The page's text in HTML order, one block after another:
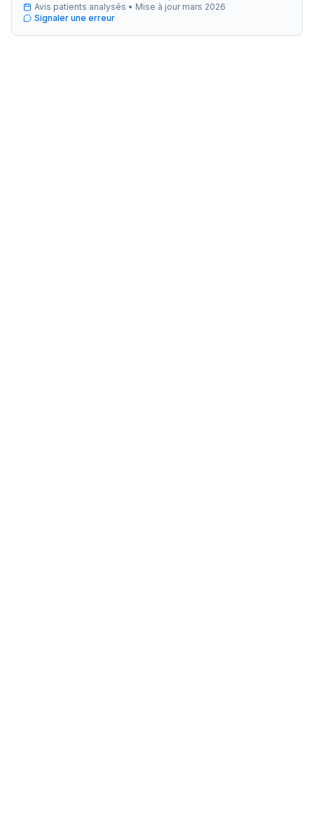
Avis patients analysés • Mise à jour mars 2026
Signaler une erreur